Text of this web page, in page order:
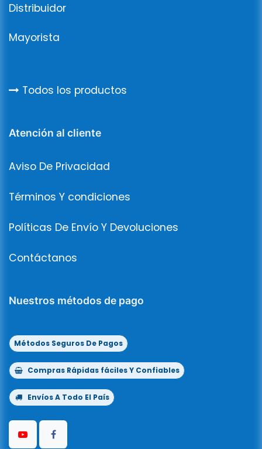
Distribuidor
Mayorista
Todos los productos
Atención al cliente
Aviso De Privacidad
Términos Y condiciones
Políticas De Envío Y Devoluciones
Contáctanos
Nuestros métodos de pago
Métodos Seguros De Pagos
Compras Rápidas fáciles Y Confiables
Envíos A Todo El País